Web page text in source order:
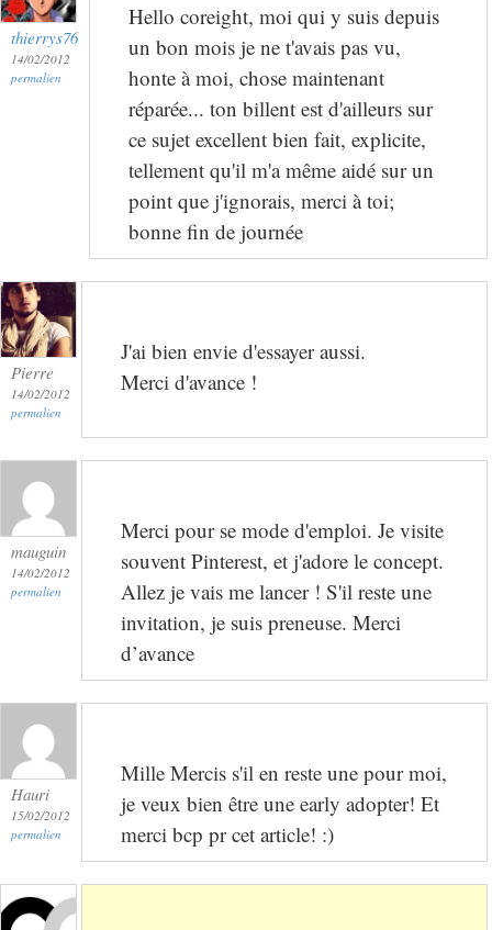
thierrys76
14/02/2012
permalien
Hello coreight, moi qui y suis depuis
un bon mois je ne t'avais pas vu,
honte à moi, chose maintenant
réparée... ton billent est d'ailleurs sur
ce sujet excellent bien fait, explicite,
tellement qu'il m'a même aidé sur un
point que j'ignorais, merci à toi;
bonne fin de journée
Pierre
14/02/2012
permalien
J'ai bien envie d'essayer aussi.
Merci d'avance !
mauguin
14/02/2012
permalien
Merci pour se mode d'emploi. Je visite
souvent Pinterest, et j'adore le concept.
Allez je vais me lancer ! S'il reste une
invitation, je suis preneuse. Merci
d’avance
Hauri
15/02/2012
permalien
Mille Mercis s'il en reste une pour moi,
je veux bien être une early adopter! Et
merci bcp pr cet article! :)